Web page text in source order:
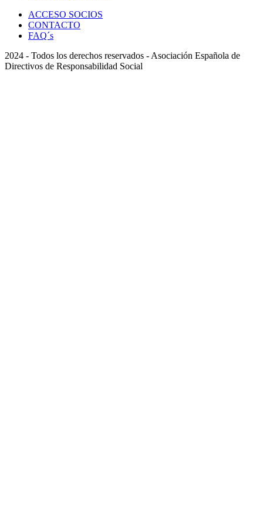
ACCESO SOCIOS
CONTACTO
FAQ´s
2024 - Todos los derechos reservados - Asociación Española de
Directivos de Responsabilidad Social